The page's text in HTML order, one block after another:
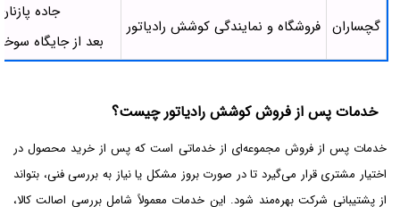
گچساران فروشگاه و نمایندگی کوشش رادیاتور
جاده پازنان
بعد از جایگاه
خدمات پس از فروش کوشش رادیاتور چیست؟
خدمات پس از فروش مجموعه‌ای از خدماتی است که پس از خرید محصول در
اختیار مشتری قرار می‌گیرد تا در صورت بروز مشکل یا نیاز به بررسی فنی، بتواند
از پشتیبانی شرکت بهره‌مند شود. این خدمات معمولاً شامل بررسی اصالت کالا،